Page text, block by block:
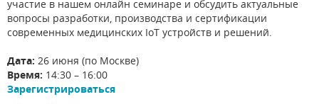
участие в нашем онлайн семинаре и обсудить актуальные
вопросы разработки, производства и сертификации
современных медицинских IoT устройств и решений.
Дата: 26 июня (по Москве)
Время: 14:30 – 16:00
Зарегистрироваться